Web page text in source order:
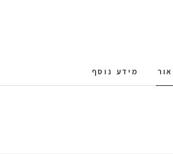
מידע נוסף